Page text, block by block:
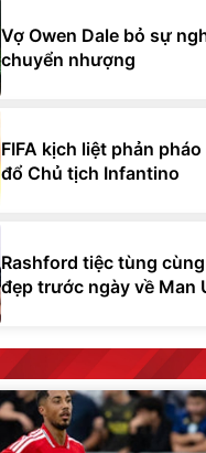
Vợ Owen Dale bỏ sự
chuyển nhượng
FIFA kịch liệt phản
đổ Chủ tịch Infantino
Rashford tiệc tùng
đẹp trước ngày về Man